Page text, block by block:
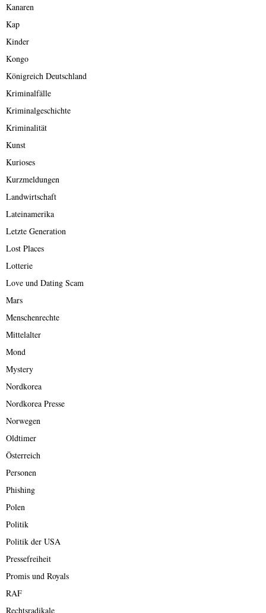
Kanaren
Kap
Kinder
Kongo
Königreich Deutschland
Kriminalfälle
Kriminalgeschichte
Kriminalität
Kunst
Kurioses
Kurzmeldungen
Landwirtschaft
Lateinamerika
Letzte Generation
Lost Places
Lotterie
Love und Dating Scam
Mars
Menschenrechte
Mittelalter
Mond
Mystery
Nordkorea
Nordkorea Presse
Norwegen
Oldtimer
Österreich
Personen
Phishing
Polen
Politik
Politik der USA
Pressefreiheit
Promis und Royals
RAF
Rechtsradikale